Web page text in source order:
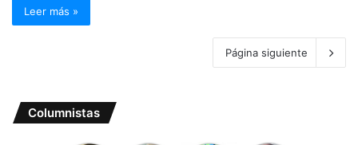
Leer más »
Página siguiente
Columnistas